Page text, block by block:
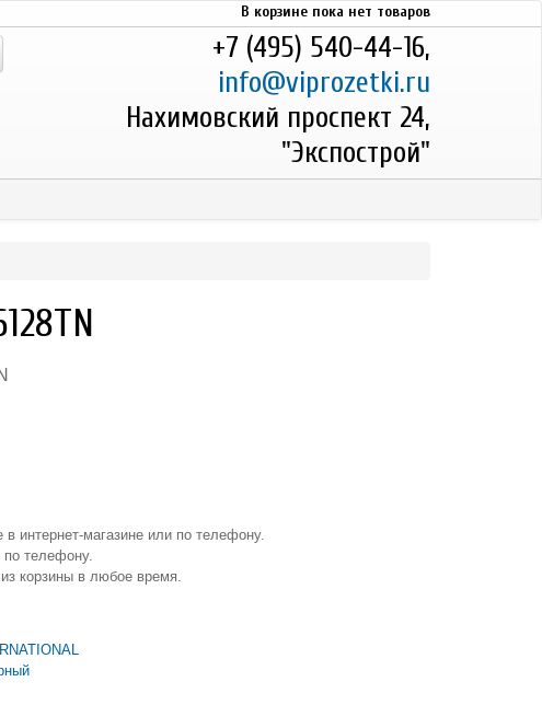
В корзине пока нет товаров
+7 (495) 540-44-16,
info@viprozetki.ru
Нахимовский проспект 24,
"Экспострой"
в интернет-магазине или по телефону.
по телефону.
корзины в любое время.